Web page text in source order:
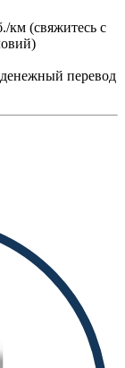
км (свяжитесь с
перевод